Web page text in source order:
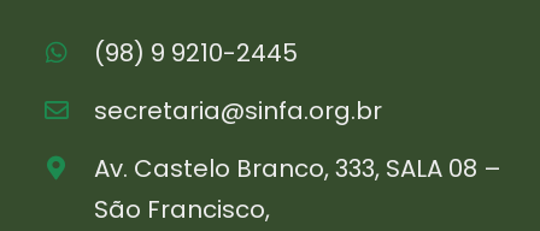
(98) 9 9210-2445
secretaria@sinfa.org.br
Av. Castelo Branco, 333, SALA 08 –
São Francisco,